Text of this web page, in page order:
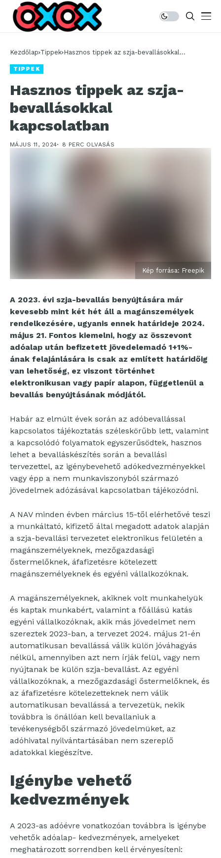
Kezdőlap Tippek Hasznos tippek az szja-bevallásokkal
TIPPEK
Hasznos tippek az szja-
bevallásokkal
kapcsolatban
MÁJUS 11, 2024 8 PERC OLVASÁS
Kép forrása: Freepik
A 2023. évi szja-bevallás benyújtására már
kevesebb mint két hét áll a magánszemélyek
rendelkezésére, ugyanis ennek határideje 2024.
május 21. Fontos kiemelni, hogy az összevont
adóalap után befizetett jövedelemadó 1+1%-
ának felajánlására is csak az említett határidőig
van lehetőség, ez viszont történhet
elektronikusan vagy papír alapon, függetlenül a
bevallás benyújtásának módjától.
Habár az elmúlt évek során az adóbevallással
kapcsolatos tájékoztatás széleskörűbb lett, valamint
a kapcsolódó folyamatok egyszerűsödtek, hasznos
lehet a bevalláskészítés során a bevallási
tervezettel, az igénybevehető adókedvezményekkel
vagy épp a nem munkaviszonyból származó
jövedelmek adózásával kapcsolatban tájékozódni.
A NAV minden évben március 15-től elérhetővé teszi
a munkáltató, kifizető által megadott adatok alapján
a szja-bevallási tervezetet elektronikus felületén a
magánszemélyeknek, mezőgazdasági
őstermelőknek, áfafizetésre kötelezett
magánszemélyeknek és egyéni vállalkozóknak.
A magánszemélyeknek, akiknek volt munkahelyük
és kaptak munkabért, valamint a főállású katás
egyéni vállalkozóknak, akik más jövedelmet nem
szereztek 2023-ban, a tervezet 2024. május 21-én
automatikusan bevallássá válik külön jóváhagyás
nélkül, amennyiben azt nem írják felül, vagy nem
nyújtanak be külön szja-bevallást. Az egyéni
vállalkozóknak, a mezőgazdasági őstermelőknek, és
az áfafizetésre kötelezetteknek nem válik
automatikusan bevallássá a tervezetük, nekik
továbbra is önállóan kell bevallaniuk a
tevékenységből származó jövedelmüket, az
adóhivatal nyilvántartásában nem szereplő
adatokkal kiegészítve.
Igénybe vehető
kedvezmények
A 2023-as adóévre vonatkozóan továbbra is igénybe
vehetők adóalap- kedvezmények, amelyeket
meghatározott sorrendben kell érvényesíteni: